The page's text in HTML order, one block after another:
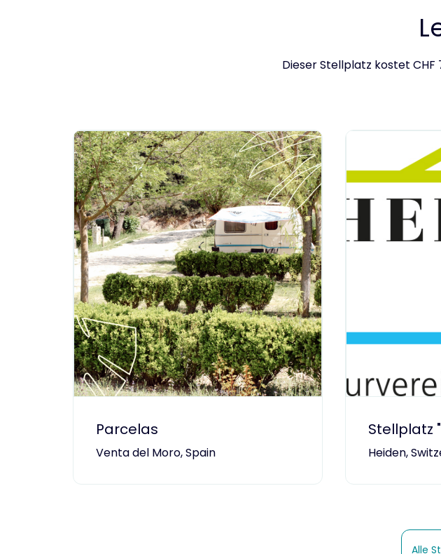
Dieser Stellplatz kostet CHF
Parcelas
Venta del Moro, Spain
Stellplatz
Heiden,
Alle